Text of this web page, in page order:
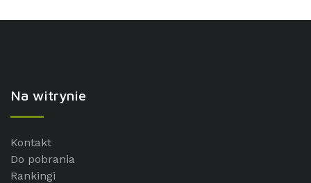
Na witrynie
Kontakt
Do pobrania
Rankingi